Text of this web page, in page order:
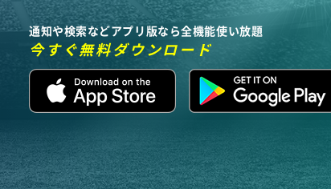
通知や検索などアプリ版なら全機能使い放題
今すぐ無料ダウンロード